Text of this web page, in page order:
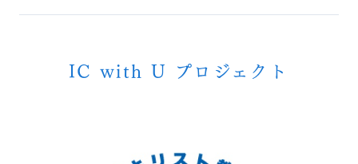
IC with U プロジェクト